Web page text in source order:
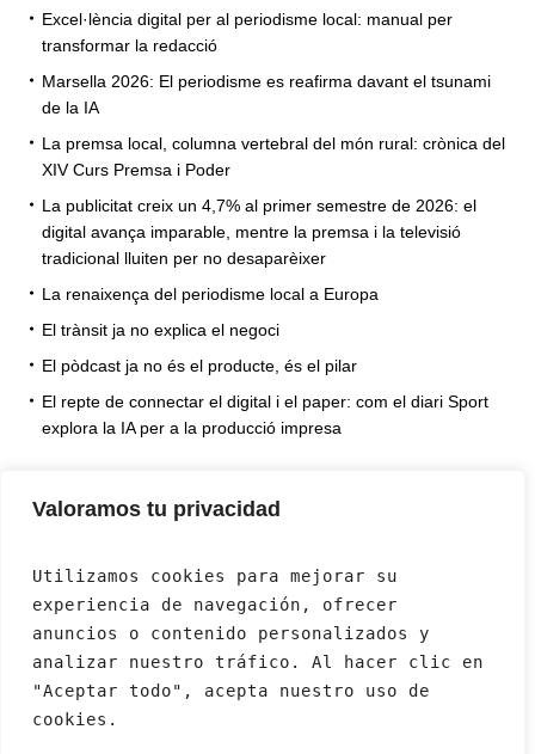
Valoramos tu privacidad
Utilizamos cookies para mejorar su
experiencia de navegación, ofrecer
anuncios o contenido personalizados y
analizar nuestro tráfico. Al hacer clic en
"Aceptar todo", acepta nuestro uso de
cookies.
Excel·lència digital per al periodisme local: manual per
transformar la redacció
Marsella 2026: El periodisme es reafirma davant el tsunami
de la IA
La premsa local, columna vertebral del món rural: crònica del
XIV Curs Premsa i Poder
La publicitat creix un 4,7% al primer semestre de 2026: el
digital avança imparable, mentre la premsa i la televisió
tradicional lluiten per no desaparèixer
La renaixença del periodisme local a Europa
El trànsit ja no explica el negoci
El pòdcast ja no és el producte, és el pilar
El repte de connectar el digital i el paper: com el diari Sport
explora la IA per a la producció impresa